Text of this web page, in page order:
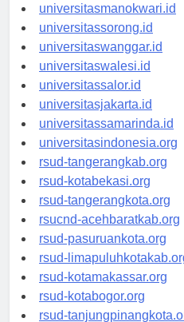
universitaspapua.id
universitasmanokwari.id
universitassorong.id
universitaswanggar.id
universitaswalesi.id
universitassalor.id
universitasjakarta.id
universitassamarinda.id
universitasindonesia.org
rsud-tangerangkab.org
rsud-kotabekasi.org
rsud-tangerangkota.org
rsucnd-acehbaratkab.org
rsud-pasuruankota.org
rsud-limapuluhkotakab.org
rsud-kotamakassar.org
rsud-kotabogor.org